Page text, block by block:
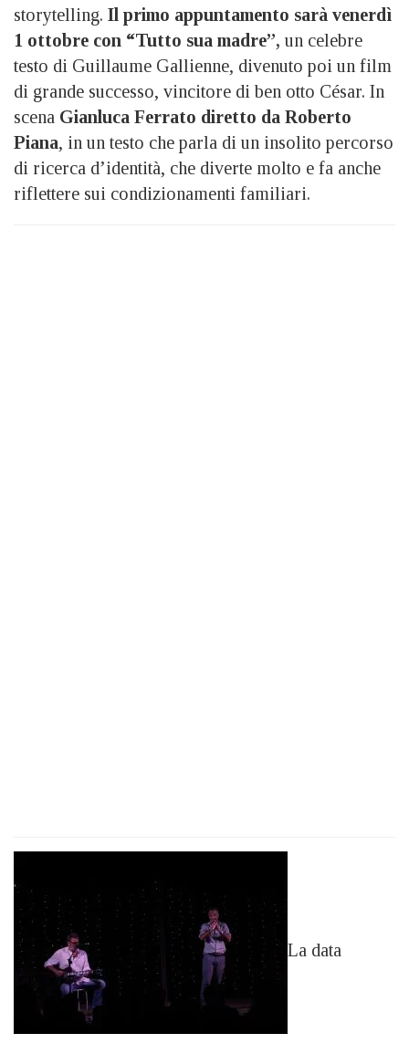
storytelling. Il primo appuntamento sarà venerdì
1 ottobre con “Tutto sua madre”, un celebre
testo di Guillaume Gallienne, divenuto poi un film
di grande successo, vincitore di ben otto César. In
scena Gianluca Ferrato diretto da Roberto
Piana, in un testo che parla di un insolito percorso
di ricerca d’identità, che diverte molto e fa anche
riflettere sui condizionamenti familiari.
La data